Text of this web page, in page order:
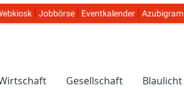
Navigation
Jobbörse Eventkalender Azubigram
Gesellschaft Blaulicht